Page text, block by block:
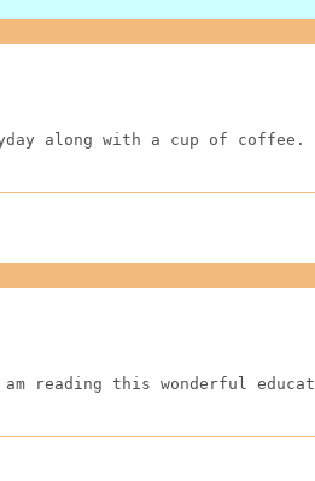
along with a cup of coffee.
reading this wonderful